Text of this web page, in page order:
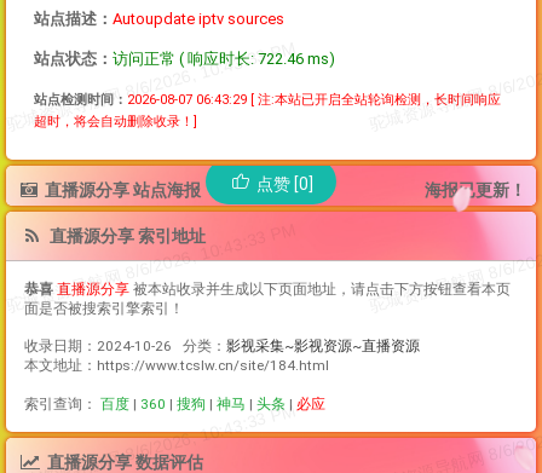
站点描述： Autoupdate iptv sources
站点状态： 访问正常 ( 响应时长: 722.46 ms)
站点检测时间： 2026-08-07 06:43:29 [ 注:本站已开启全站轮询检测，长时间响应
超时，将会自动删除收录！]
直播源分享 站点海报 海报已更新！
点赞 [0]
直播源分享 索引地址
恭喜 直播源分享 被本站收录并生成以下页面地址，请点击下方按钮查看本页
面是否被搜索引擎索引！
收录日期：2024-10-26 分类： 影视采集~影视资源~直播资源
本文地址：https://www.tcslw.cn/site/184.html
索引查询： 百度 | 360 | 搜狗 | 神马 | 头条 | 必应
直播源分享 数据评估